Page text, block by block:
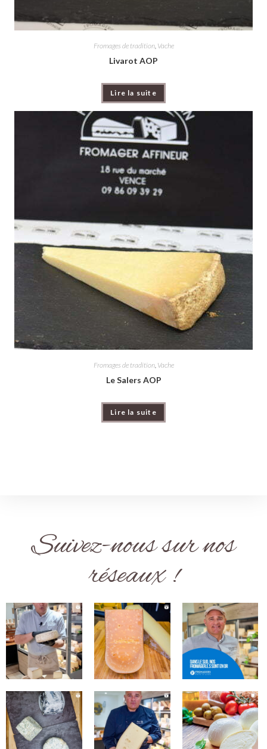
Fromages de tradition, Vache
Livarot AOP
Lire la suite
Fromages de tradition, Vache
Le Salers AOP
Lire la suite
Suivez-nous sur nos
réseaux !